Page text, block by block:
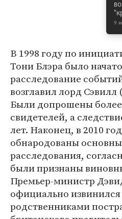
9
В 1998 году по
Тони Блэра было
расследование
возглавил лорд
Были допрошены
свидетелей, а
лет. Наконец, в 2010
обнародованы
расследования,
были признаны
Премьер-министр
официально
родственниками